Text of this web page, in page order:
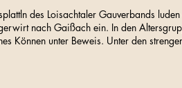
des Loisachtaler Gauverbands
nach Gaißach ein. In den
Können unter Beweis. Unter den